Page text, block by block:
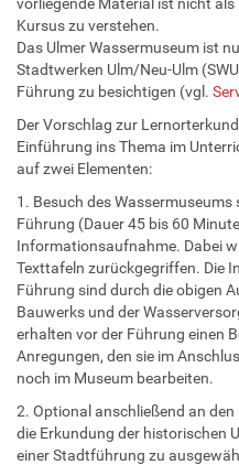
Kursus zu verstehen.
Das Ulmer Wassermuseum ist
Stadtwerken Ulm/Neu-Ulm
Führung zu besichtigen (vgl.
Der Vorschlag zur
Einführung ins Thema im
auf zwei Elementen:
1. Besuch des
Führung (Dauer 45 bis 60
Informationsaufnahme. Dabei
Texttafeln zurückgegriffen. Die
Führung sind durch die obigen
Bauwerks und der
erhalten vor der Führung einen
Anregungen, den sie im
noch im Museum bearbeiten.
2. Optional anschließend an
die Erkundung der historischen
einer Stadtführung zu